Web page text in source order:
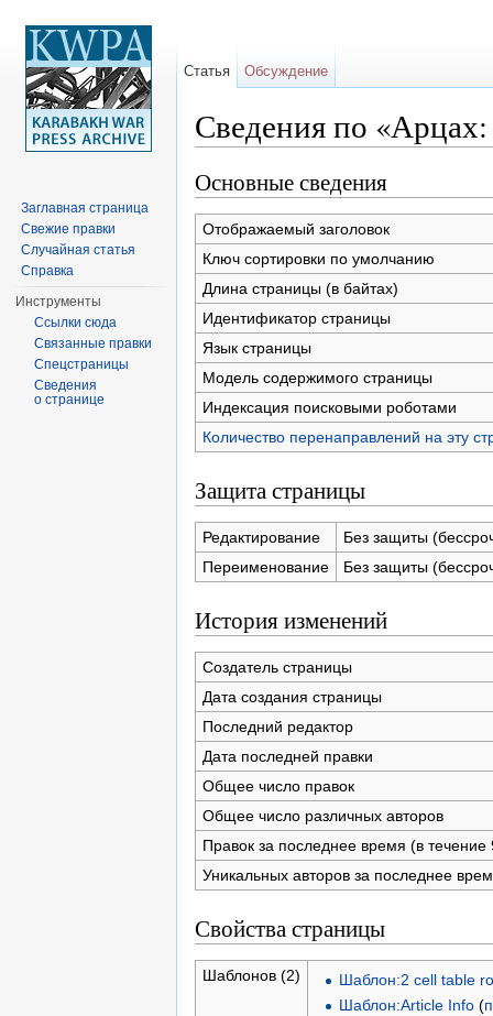
Сведения по
Основные сведения
Отображаемый заголовок
Ключ сортировки по умолчанию
Длина страницы (в байтах)
Идентификатор страницы
Язык страницы
Модель содержимого страницы
Индексация поисковыми роботами
Количество перенаправлений на эту
Защита страницы
Редактирование
Без защиты
Переименование
Без защиты
История изменений
Создатель страницы
Дата создания страницы
Последний редактор
Дата последней правки
Общее число правок
Общее число различных авторов
Правок за последнее время (в течение
Уникальных авторов за последнее
Свойства страницы
Шаблонов (2)
Шаблон:2 cell table
Шаблон:Article Info(
Статья Обсуждение
Заглавная страница
Свежие правки
Случайная статья
Справка
Инструменты
Ссылки сюда
Связанные правки
Спецстраницы
Сведения
о странице